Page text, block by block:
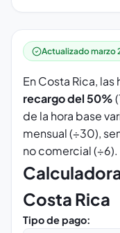
Actualizado marzo
En Costa Rica,
recargo del 50%
de la hora base
mensual (÷30),
no comercial (÷6).
Costa Rica
Tipo de pago: